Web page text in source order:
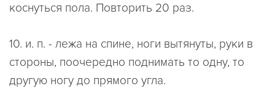
коснуться пола. Повторить 20 раз.
10. и. п. - лежа на спине, ноги вытянуты, руки в
стороны, поочередно поднимать то одну, то
другую ногу до прямого угла.